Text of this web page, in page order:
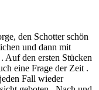
den Schotter schön
und dann mit
Auf den ersten Stücken
eine Frage der Zeit .
Fall wieder